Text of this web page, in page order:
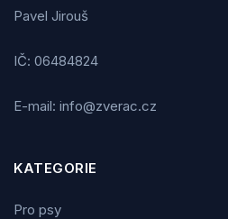
Pavel Jirouš
IČ: 06484824
E-mail: info@zverac.cz
KATEGORIE
Pro psy